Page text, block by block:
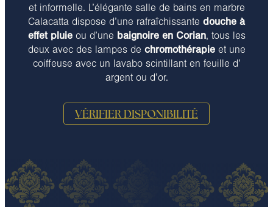
et informelle. L’élégante salle de bains en marbre
Calacatta dispose d’une rafraîchissante douche à
effet pluieou d’une baignoire en Corian, tous les
deux avec des lampes de chromothérapieet une
coiffeuse avec un lavabo scintillant en feuille d’
argent ou d’or.
VÉRIFIER DISPONIBILITÉ